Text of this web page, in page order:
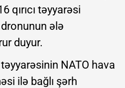
qırıcı təyyarəsi
ələ
duyur.
NATO hava
ilə bağlı şərh